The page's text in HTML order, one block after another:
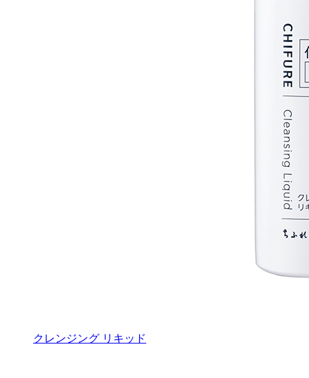
クレンジング リキッド